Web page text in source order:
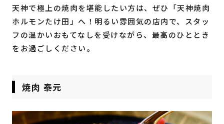
天神で極上の焼肉を堪能したい方は、ぜひ「天神焼肉
ホルモンたけ田」へ！明るい雰囲気の店内で、スタッ
フの温かいおもてなしを受けながら、最高のひととき
をお過ごしください。
焼肉 泰元